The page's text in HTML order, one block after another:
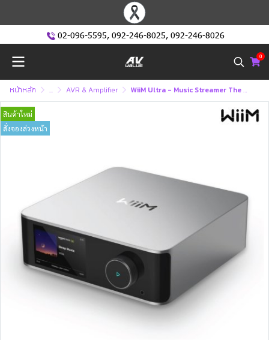
02-096-5595, 092-246-8025, 092-246-8026
0
หน้าหลัก ... AVR & Amplifier WiiM Ultra - Music Streamer The Ultimate Digital Hub for Your Music (Amplifier , แอมป์พลิไฟเออร์)
สินค้าใหม่
สั่งจองล่วงหน้า